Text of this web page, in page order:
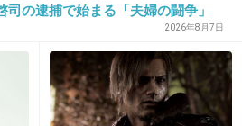
+4 -1
司の逮捕で始まる「夫婦の闘争」
2026年8月7日